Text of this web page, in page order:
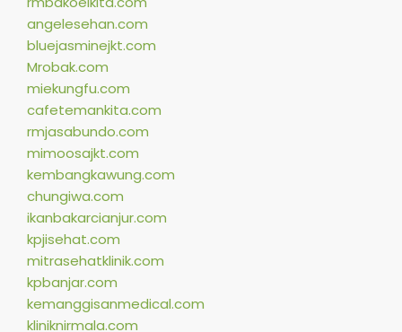
angelesehan.com
bluejasminejkt.com
Mrobak.com
miekungfu.com
cafetemankita.com
rmjasabundo.com
mimoosajkt.com
kembangkawung.com
chungiwa.com
ikanbakarcianjur.com
kpjisehat.com
mitrasehatklinik.com
kpbanjar.com
kemanggisanmedical.com
kliniknirmala.com